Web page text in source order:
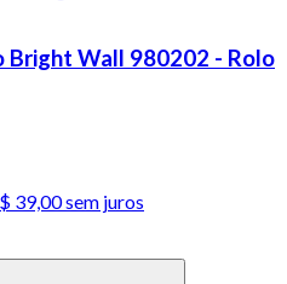
Bright Wall 980202 - Rolo
39,00 sem juros